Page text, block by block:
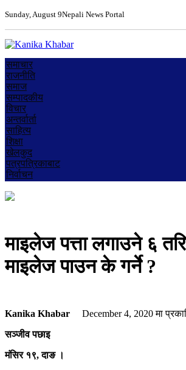
Sunday, August 9Nepali News Portal
समाचार
राजनीति
समाज
सम्पादकीय
विचार
अन्तर्वार्ता
साहित्य
शिक्षा
खेलकुद
पत्रपत्रिकाबाट
निर्वाचन
माइलेज पत्ता लगाउने ६
माइलेज पाउन के गर्ने ?
Kanika Khabar December 4, 2020मा
सञ्जीव पछाइ
मंसिर १९, दाङ ।